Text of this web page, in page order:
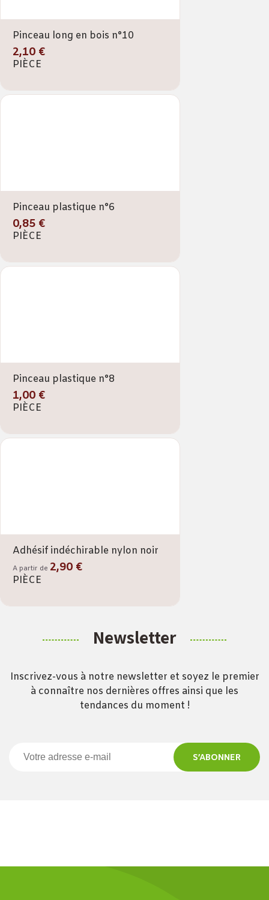
Pinceau long en bois n°10
2,10 €
PIÈCE
Pinceau plastique n°6
0,85 €
PIÈCE
Pinceau plastique n°8
1,00 €
PIÈCE
Adhésif indéchirable nylon noir
A partir de 2,90 €
PIÈCE
Newsletter
Inscrivez-vous à notre newsletter et soyez le premier
à connaître nos dernières offres ainsi que les
tendances du moment !
S’ABONNER